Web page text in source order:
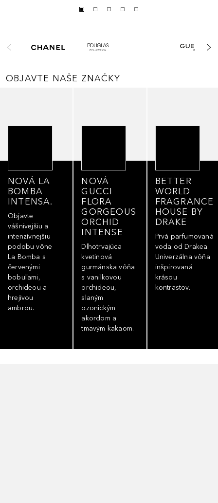
OBJAVTE NAŠE ZNAČKY
NOVÁ LA
BOMBA
INTENSA.
Objavte
vášnivejšiu a
intenzívnejšiu
podobu vône
La Bomba s
červenými
bobuľami,
orchideou a
hrejivou
ambrou.
NOVÁ
GUCCI
FLORA
GORGEOUS
ORCHID
INTENSE
Dlhotrvajúca
kvetinová
gurmánska vôňa
s vanilkovou
orchideou,
slaným
ozonickým
akordom a
tmavým kakaom.
BETTER
WORLD
FRAGRANCE
HOUSE BY
DRAKE
Prvá parfumovaná
voda od Drakea.
Univerzálna vôňa
inšpirovaná
krásou
kontrastov.